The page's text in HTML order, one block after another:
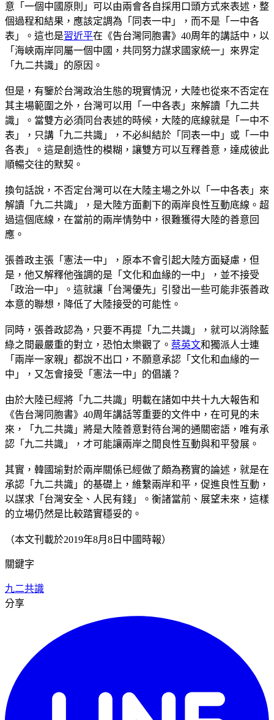
意「一個中國原則」可以由兩會各自採用口頭方式來表述，整
個過程和結果，應該定調為「同表一中」，而不是「一中各
表」。這也是習近平在《告台灣同胞書》40周年的講話中，以
「海峽兩岸同屬一個中國，共同努力謀求國家統一」來界定
「九二共識」的原因。
但是，有鑒於台灣政治生態的現實情況，大陸也從來不否定在
其主場範圍之外，台灣可以用「一中各表」來解讀「九二共
識」。當雙方必須同台表述的時候，大陸的底線就是「一中不
表」，只講「九二共識」，不必糾結於「同表一中」或「一中
各表」。這是創造性的模糊，讓雙方可以互釋善意，達成彼此
順暢交往的默契。
換句話說，不否定台灣可以在大陸主場之外以「一中各表」來
解讀「九二共識」，是大陸方面劃下的兩岸良性互動底線。超
過這個底線，在當前的兩岸情勢中，很難獲得大陸的善意回
應。
張善政主張「憲法一中」，原本不會引起大陸方面疑慮，但
是，他又解釋他強調的是「文化和血緣的一中」，並不接受
「政治一中」。這就讓「台灣優先」引發出一些可能非張善政
本意的聯想，降低了大陸接受的可能性。
同時，張善政認為，只要不再提「九二共識」，就可以消除藍
綠之間最嚴重的對立，恐怕太樂觀了。 蔡英文和獨派人士連
「兩岸一家親」都說不出口，不願意承認「文化和血緣的一
中」，又怎會接受「憲法一中」的倡議？
由於大陸已經將「九二共識」明載在諸如中共十九大報告和
《告台灣同胞書》40周年講話等重要的文件中，在可見的未
來，「九二共識」將是大陸善意對待台灣的通關密語，唯有承
認「九二共識」，才可能讓兩岸之間良性互動與和平發展。
其實，韓國瑜對於兩岸關係已經做了頗為務實的論述，就是在
承認「九二共識」的基礎上，維繫兩岸和平，促進良性互動，
以謀求「台灣安全、人民有錢」。衡諸當前、展望未來，這樣
的立場仍然是比較踏實穩妥的。
（本文刊載於2019年8月8日中國時報）
關鍵字
九二共識
分享